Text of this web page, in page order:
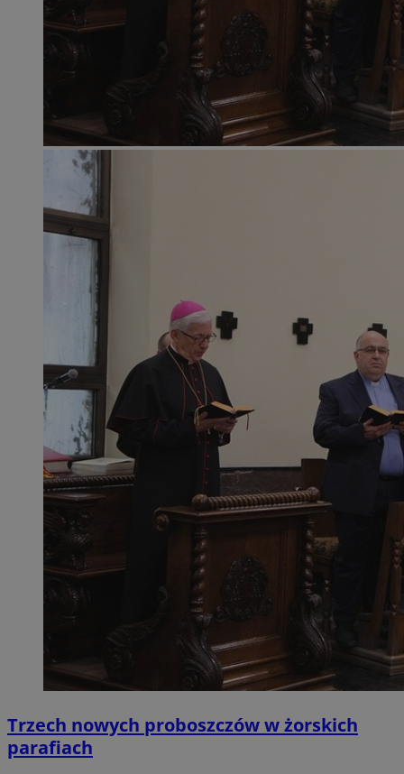
Trzech nowych proboszczów w żorskich
parafiach